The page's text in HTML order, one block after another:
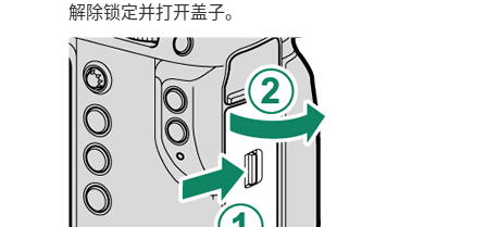
解除锁定并打开盖子。